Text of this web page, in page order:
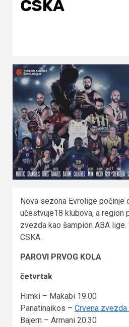
CSKA
Nova sezona Evrolige počinje
učestvuje18 klubova, a region
zvezda kao šampion ABA
CSKA.
PAROVI PRVOG KOLA
četvrtak
Himki – Makabi 19.00
Panatinaikos – Crvena zvezda
Bajern – Armani 20.30